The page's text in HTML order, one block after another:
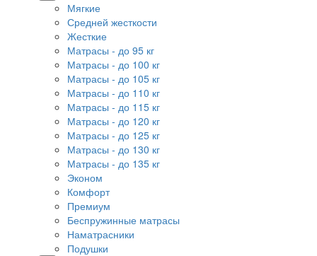
Мягкие
Средней жесткости
Жесткие
Матрасы - до 95 кг
Матрасы - до 100 кг
Матрасы - до 105 кг
Матрасы - до 110 кг
Матрасы - до 115 кг
Матрасы - до 120 кг
Матрасы - до 125 кг
Матрасы - до 130 кг
Матрасы - до 135 кг
Эконом
Комфорт
Премиум
Беспружинные матрасы
Наматрасники
Подушки